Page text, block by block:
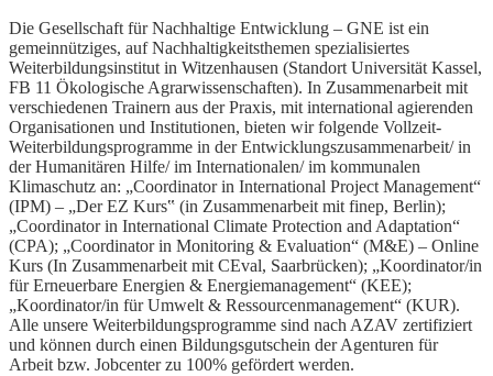
Die Gesellschaft für Nachhaltige Entwicklung – GNE ist ein
gemeinnütziges, auf Nachhaltigkeitsthemen spezialisiertes
Weiterbildungsinstitut in Witzenhausen (Standort Universität Kassel,
FB 11 Ökologische Agrarwissenschaften). In Zusammenarbeit mit
verschiedenen Trainern aus der Praxis, mit international agierenden
Organisationen und Institutionen, bieten wir folgende Vollzeit-
Weiterbildungsprogramme in der Entwicklungszusammenarbeit/ in
der Humanitären Hilfe/ im Internationalen/ im kommunalen
Klimaschutz an: „Coordinator in International Project Management“
(IPM) – „Der EZ Kurs‟ (in Zusammenarbeit mit finep, Berlin);
„Coordinator in International Climate Protection and Adaptation“
(CPA); „Coordinator in Monitoring & Evaluation“ (M&E) – Online
Kurs (In Zusammenarbeit mit CEval, Saarbrücken); „Koordinator/in
für Erneuerbare Energien & Energiemanagement“ (KEE);
„Koordinator/in für Umwelt & Ressourcenmanagement“ (KUR).
Alle unsere Weiterbildungsprogramme sind nach AZAV zertifiziert
und können durch einen Bildungsgutschein der Agenturen für
Arbeit bzw. Jobcenter zu 100% gefördert werden.